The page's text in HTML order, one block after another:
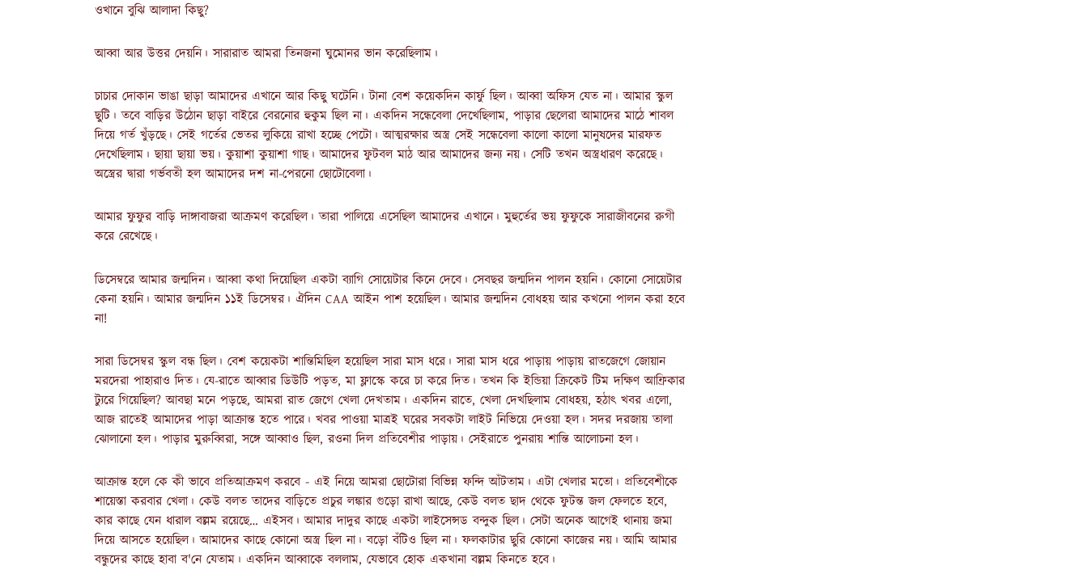
ওখানে বুঝি আলাদা কিছু?
আব্বা আর উত্তর দেয়নি। সারারাত আমরা তিনজনা ঘুমোনর ভান করেছিলাম।
চাচার দোকান ভাঙা ছাড়া আমাদের এখানে আর কিছু ঘটেনি। টানা বেশ কয়েকদিন কার্ফু ছিল। আব্বা অফিস যেত না। আমার স্কুল
ছুটি। তবে বাড়ির উঠোন ছাড়া বাইরে বেরনোর হুকুম ছিল না। একদিন সন্ধেবেলা দেখেছিলাম, পাড়ার ছেলেরা আমাদের মাঠে শাবল
দিয়ে গর্ত খুঁড়ছে। সেই গর্তের ভেতর লুকিয়ে রাখা হচ্ছে পেটো। আত্মরক্ষার অস্ত্র সেই সন্ধেবেলা কালো কালো মানুষদের মারফত
দেখেছিলাম। ছায়া ছায়া ভয়। কুয়াশা কুয়াশা গাছ। আমাদের ফুটবল মাঠ আর আমাদের জন্য নয়। সেটি তখন অস্ত্রধারণ করেছে।
অস্ত্রের দ্বারা গর্ভবতী হল আমাদের দশ না-পেরনো ছোটোবেলা।
আমার ফুফুর বাড়ি দাঙ্গাবাজরা আক্রমণ করেছিল। তারা পালিয়ে এসেছিল আমাদের এখানে। মুহুর্তের ভয় ফুফুকে সারাজীবনের রুগী
করে রেখেছে।
ডিসেম্বরে আমার জন্মদিন। আব্বা কথা দিয়েছিল একটা ব্যাগি সোয়েটার কিনে দেবে। সেবছর জন্মদিন পালন হয়নি। কোনো সোয়েটার
কেনা হয়নি। আমার জন্মদিন ১১ই ডিসেম্বর। ঐদিন CAA আইন পাশ হয়েছিল। আমার জন্মদিন বোধহয় আর কখনো পালন করা হবে
না!
সারা ডিসেম্বর স্কুল বন্ধ ছিল। বেশ কয়েকটা শান্তিমিছিল হয়েছিল সারা মাস ধরে। সারা মাস ধরে পাড়ায় পাড়ায় রাতজেগে জোয়ান
মরদেরা পাহারাও দিত। যে-রাতে আব্বার ডিউটি পড়ত, মা ফ্লাস্কে করে চা করে দিত। তখন কি ইন্ডিয়া ক্রিকেট টিম দক্ষিণ আফ্রিকার
ট্যুরে গিয়েছিল? আবছা মনে পড়ছে, আমরা রাত জেগে খেলা দেখতাম। একদিন রাতে, খেলা দেখছিলাম বোধহয়, হঠাৎ খবর এলো,
আজ রাতেই আমাদের পাড়া আক্রান্ত হতে পারে। খবর পাওয়া মাত্রই ঘরের সবকটা লাইট নিভিয়ে দেওয়া হল। সদর দরজায় তালা
ঝোলানো হল। পাড়ার মুরুব্বিরা, সঙ্গে আব্বাও ছিল, রওনা দিল প্রতিবেশীর পাড়ায়। সেইরাতে পুনরায় শান্তি আলোচনা হল।
আক্রান্ত হলে কে কী ভাবে প্রতিআক্রমণ করবে - এই নিয়ে আমরা ছোটোরা বিভিন্ন ফন্দি আঁটতাম। এটা খেলার মতো। প্রতিবেশীকে
শায়েস্তা করবার খেলা। কেউ বলত তাদের বাড়িতে প্রচুর লঙ্কার গুড়ো রাখা আছে, কেউ বলত ছাদ থেকে ফুটন্ত জল ফেলতে হবে,
কার কাছে যেন ধারাল বল্লম রয়েছে… এইসব। আমার দাদুর কাছে একটা লাইসেন্সড বন্দুক ছিল। সেটা অনেক আগেই থানায় জমা
দিয়ে আসতে হয়েছিল। আমাদের কাছে কোনো অস্ত্র ছিল না। বড়ো বঁটিও ছিল না। ফলকাটার ছুরি কোনো কাজের নয়। আমি আমার
বন্ধুদের কাছে হাবা ব'নে যেতাম। একদিন আব্বাকে বললাম, যেভাবে হোক একখানা বল্লম কিনতে হবে।